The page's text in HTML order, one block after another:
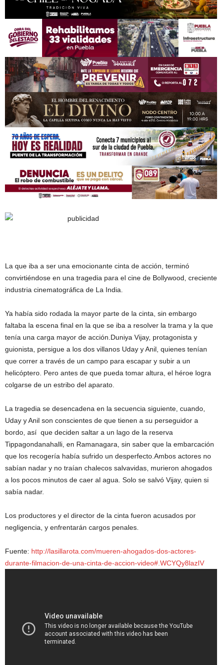
La que iba a ser una emocionante cinta de acción, terminó
convirtiéndose en una tragedia para el cine de Bollywood, creciente
industria cinematográfica de La India.
Ya había sido rodada la mayor parte de la cinta, sin embargo
faltaba la escena final en la que se iba a resolver la trama y la que
tenía una carga mayor de acción.Duniya Vijay, protagonista y
guionista, persigue a los dos villanos Uday y Anil, quienes tenían
que correr a través de un campo para escapar y subir a un
helicóptero. Pero antes de que pueda tomar altura, el héroe logra
colgarse de un estribo del aparato.
La tragedia se desencadena en la secuencia siguiente, cuando,
Uday y Anil son conscientes de que tienen a su perseguidor a
bordo, así que deciden saltar a un lago de la reserva
Tippagondanahalli, en Ramanagara, sin saber que la embarcación
que los recogería había sufrido un desperfecto.Ambos actores no
sabían nadar y no traían chalecos salvavidas, murieron ahogados
a los pocos minutos de caer al agua. Solo se salvó Vijay, quien si
sabía nadar.
Los productores y el director de la cinta fueron acusados por
negligencia, y enfrentarán cargos penales.
Fuente: http://lasillarota.com/mueren-ahogados-dos-actores-
durante-filmacion-de-una-cinta-de-accion-video#.WCYQy8lazIV